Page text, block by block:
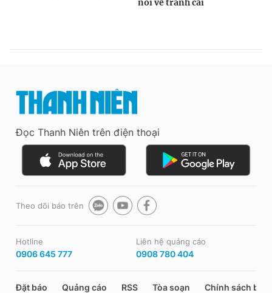
Đọc Thanh Niên trên điện thoại
Theo dõi báo trên
Hotline
0906 645 777
Liên hệ quảng cáo
0908 780 404
Đặt báo Quảng cáo RSS Tòa soạn Chính sách bảo